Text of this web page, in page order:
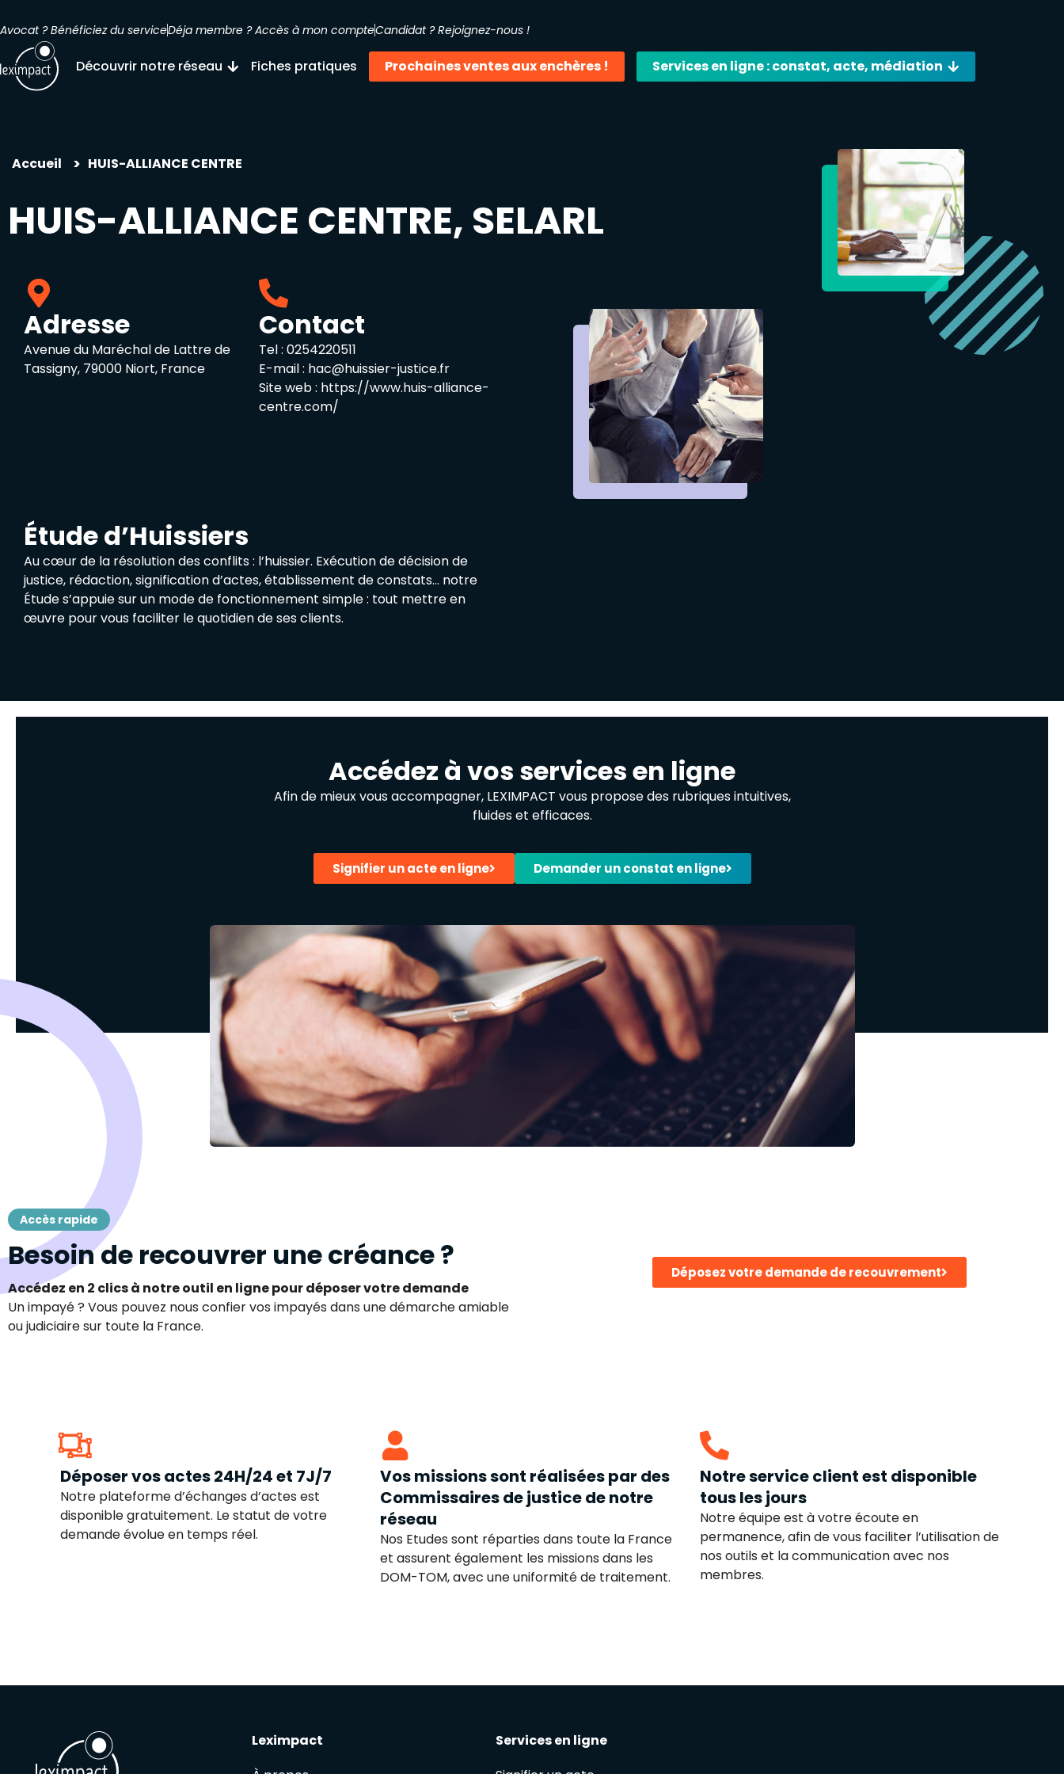
Avocat ? Bénéficiez du serviceDéja membre ? Accès à mon compteCandidat ? Rejoignez-nous !
Découvrir notre réseau Fiches pratiques Prochaines ventes aux enchères ! Services en ligne : constat, acte, médiation
Accueil > HUIS-ALLIANCE CENTRE
HUIS-ALLIANCE CENTRE, SELARL
Adresse
Avenue du Maréchal de Lattre de
Tassigny, 79000 Niort, France
Contact
Tel : 0254220511
E-mail : hac@huissier-justice.fr
Site web : https://www.huis-alliance-
centre.com/
Étude d’Huissiers
Au cœur de la résolution des conflits : l’huissier. Exécution de décision de
justice, rédaction, signification d’actes, établissement de constats… notre
Étude s’appuie sur un mode de fonctionnement simple : tout mettre en
œuvre pour vous faciliter le quotidien de ses clients.
Accédez à vos services en ligne
Afin de mieux vous accompagner, LEXIMPACT vous propose des rubriques intuitives,
fluides et efficaces.
Signifier un acte en ligne Demander un constat en ligne
Accès rapide
Besoin de recouvrer une créance ?
Accédez en 2 clics à notre outil en ligne pour déposer votre demande
Un impayé ? Vous pouvez nous confier vos impayés dans une démarche amiable
ou judiciaire sur toute la France.
Déposez votre demande de recouvrement
Déposer vos actes 24H/24 et 7J/7
Notre plateforme d’échanges d’actes est
disponible gratuitement. Le statut de votre
demande évolue en temps réel.
Vos missions sont réalisées par des
Commissaires de justice de notre
réseau
Nos Etudes sont réparties dans toute la France
et assurent également les missions dans les
DOM-TOM, avec une uniformité de traitement.
Notre service client est disponible
tous les jours
Notre équipe est à votre écoute en
permanence, afin de vous faciliter l’utilisation de
nos outils et la communication avec nos
membres.
Leximpact
Services en ligne